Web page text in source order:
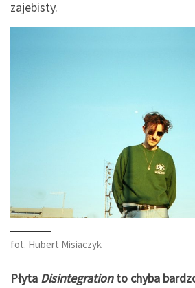
zajebisty.
fot. Hubert Misiaczyk
Płyta Disintegrationto chyba